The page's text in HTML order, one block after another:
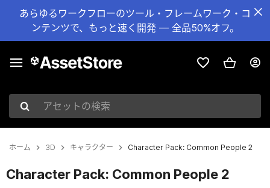
あらゆるワークフローのツール・フレームワーク・コ
ンテンツで、もっと速く開発 — 全品50%オフ。
アセットの検索
ホーム 3D キャラクター Character Pack: Common People 2
Character Pack: Common People 2